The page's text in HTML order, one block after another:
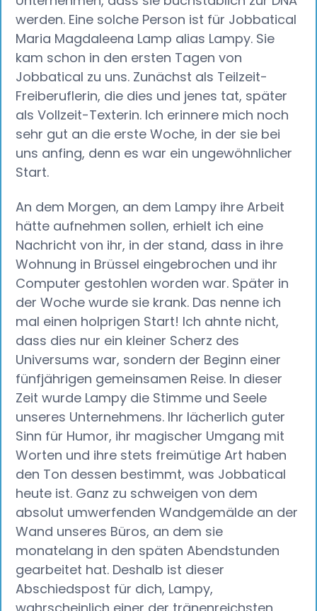
werden. Eine solche Person ist für Jobbatical
Maria Magdaleena Lamp alias Lampy. Sie
kam schon in den ersten Tagen von
Jobbatical zu uns. Zunächst als Teilzeit-
Freiberuflerin, die dies und jenes tat, später
als Vollzeit-Texterin. Ich erinnere mich noch
sehr gut an die erste Woche, in der sie bei
uns anfing, denn es war ein ungewöhnlicher
Start.
An dem Morgen, an dem Lampy ihre Arbeit
hätte aufnehmen sollen, erhielt ich eine
Nachricht von ihr, in der stand, dass in ihre
Wohnung in Brüssel eingebrochen und ihr
Computer gestohlen worden war. Später in
der Woche wurde sie krank. Das nenne ich
mal einen holprigen Start! Ich ahnte nicht,
dass dies nur ein kleiner Scherz des
Universums war, sondern der Beginn einer
fünfjährigen gemeinsamen Reise. In dieser
Zeit wurde Lampy die Stimme und Seele
unseres Unternehmens. Ihr lächerlich guter
Sinn für Humor, ihr magischer Umgang mit
Worten und ihre stets freimütige Art haben
den Ton dessen bestimmt, was Jobbatical
heute ist. Ganz zu schweigen von dem
absolut umwerfenden Wandgemälde an der
Wand unseres Büros, an dem sie
monatelang in den späten Abendstunden
gearbeitet hat. Deshalb ist dieser
Abschiedspost für dich, Lampy,